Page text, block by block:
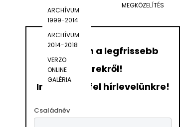
ARCHÍVUM
1999-2014
ARCHÍVUM
2014-2018
VERZO
ONLINE
GALÉRIA
MEGKÖZELÍTÉS
Értesüljön a legfrissebb
hírekről!
Iratkozzon fel hírlevelünkre!
Családnév